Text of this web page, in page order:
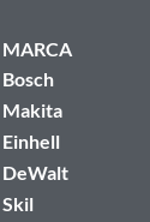
MARCA
Bosch
Makita
Einhell
DeWalt
Skil